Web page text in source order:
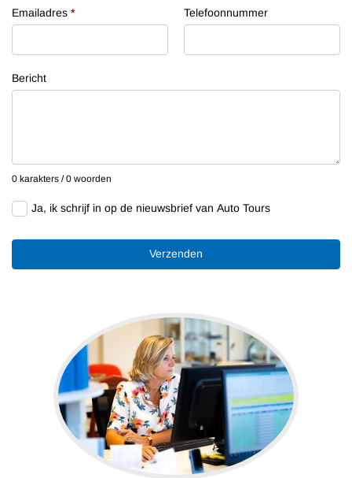
Emailadres * Telefoonnummer
Bericht
0 karakters / 0 woorden
Ja, ik schrijf in op de nieuwsbrief van Auto Tours
Verzenden